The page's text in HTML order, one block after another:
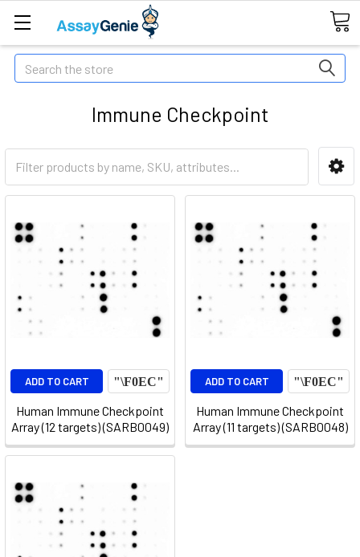
Search
Immune Checkpoint
ADD TO CART
Human Immune Checkpoint
Array (12 targets) (SARB0049)
ADD TO CART
Human Immune Checkpoint
Array (11 targets) (SARB0048)